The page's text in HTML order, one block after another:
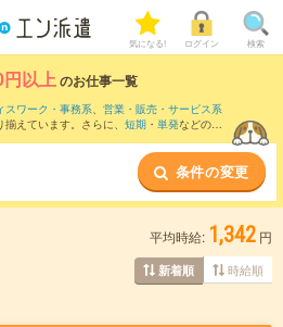
気になる! ログイン 検索
以上のお仕事一覧
スワーク・事務系、 営業・販売・サービス系
えています。さらに、 短期 ・ 単発などの期
条件の変更
平均時給: 1,342 円
新着順 時給順